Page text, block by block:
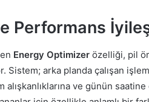
Performans
Energy Optimizer özelliği, pil
Sistem; arka planda çalışan
alışkanlıklarına ve günün